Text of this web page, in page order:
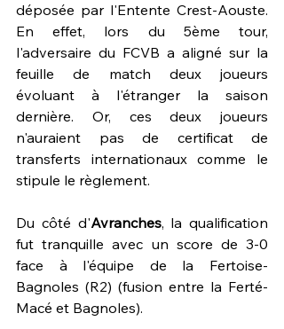
déposée par l'Entente Crest-Aouste.
En effet, lors du 5ème tour,
l'adversaire du FCVB a aligné sur la
feuille de match deux joueurs
évoluant à l'étranger la saison
dernière. Or, ces deux joueurs
n'auraient pas de certificat de
transferts internationaux comme le
stipule le règlement.
Du côté d'Avranches, la qualification
fut tranquille avec un score de 3-0
face à l'équipe de la Fertoise-
Bagnoles (R2) (fusion entre la Ferté-
Macé et Bagnoles).